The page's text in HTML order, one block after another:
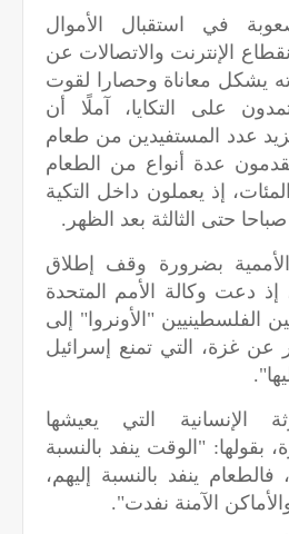
في استقبال الأموال
الإنترنت والاتصالات عن
يشكل معاناة وحصارا لقوت
على التكايا، آملًا أن
عدد المستفيدين من طعام
يقدمون عدة أنواع من الطعام
إذ يعملون داخل التكية
حتى الثالثة بعد الظهر.
الأممية بضرورة وقف إطلاق
دعت وكالة الأمم المتحدة
الفلسطينيين "الأونروا" إلى
غزة، التي تمنع إسرائيل
الإنسانية التي يعيشها
بقولها: "الوقت ينفد بالنسبة
ينفد بالنسبة إليهم،
الآمنة نفدت".